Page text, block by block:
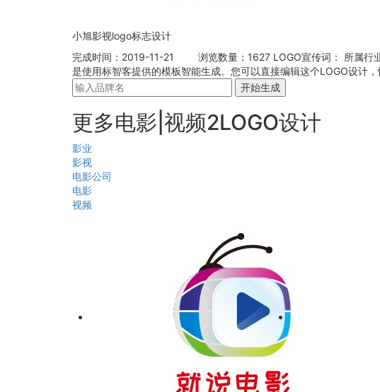
小旭影视logo标志设计
完成时间：2019-11-21
浏览数量：1627 LOGO宣传词： 所属行
是使用标智客提供的模板智能生成。您可以直接编辑这个LOGO设计
开始生成
更多电影|视频2LOGO设计
影业
影视
电影公司
电影
视频